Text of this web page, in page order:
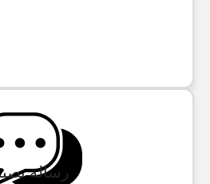
رسالة